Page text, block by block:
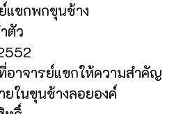
แขกพกขุนช้าง
ตัว
อาจารย์แขกให้ความสำคัญ
ในขุนช้างลอยองค์